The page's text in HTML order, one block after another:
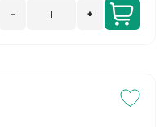
- +